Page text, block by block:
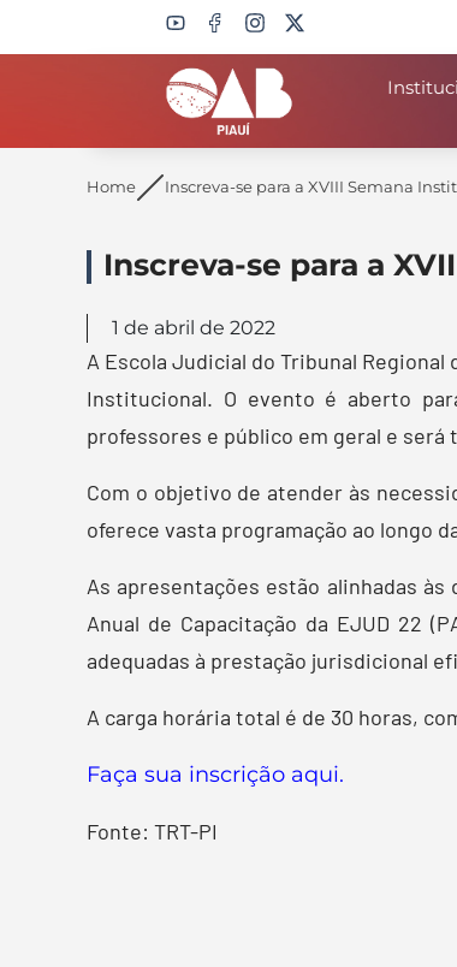
Search
Home Inscreva-se para a XVIII Semana
Inscreva-se para a
1 de abril de 2022
A Escola Judicial do Tribunal Regional
Institucional. O evento é aberto
professores e público em geral e será
Com o objetivo de atender às
oferece vasta programação ao longo
As apresentações estão alinhadas às
Anual de Capacitação da EJUD 22
adequadas à prestação jurisdicional
A carga horária total é de 30 horas,
Faça sua inscrição aqui.
Fonte: TRT-PI